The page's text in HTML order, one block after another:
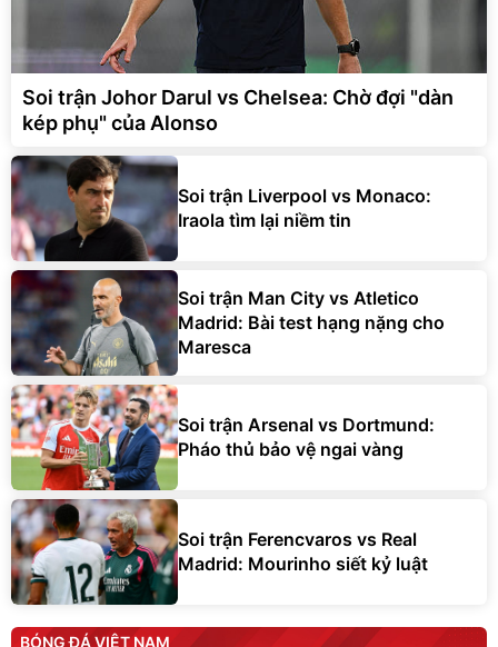
Soi trận Johor Darul vs Chelsea: Chờ đợi "dàn
kép phụ" của Alonso
Soi trận Liverpool vs Monaco:
Iraola tìm lại niềm tin
Soi trận Man City vs Atletico
Madrid: Bài test hạng nặng cho
Maresca
Soi trận Arsenal vs Dortmund:
Pháo thủ bảo vệ ngai vàng
Soi trận Ferencvaros vs Real
Madrid: Mourinho siết kỷ luật
BÓNG ĐÁ VIỆT NAM